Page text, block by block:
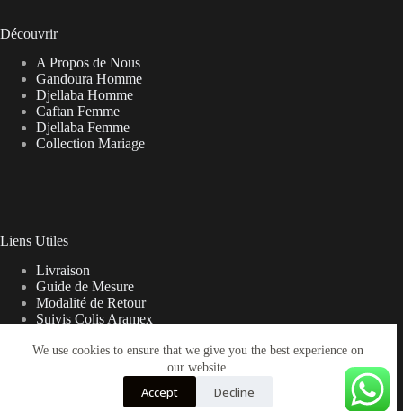
We use cookies to ensure that we give you the best experience on
our website.
Accept Decline
Découvrir
A Propos de Nous
Gandoura Homme
Djellaba Homme
Caftan Femme
Djellaba Femme
Collection Mariage
Liens Utiles
Livraison
Guide de Mesure
Modalité de Retour
Suivis Colis Aramex
Les frais de livraison peuvent parfois varier du prix affiché sur